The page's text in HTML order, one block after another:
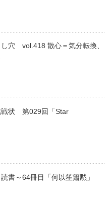
穴 vol.418 散心＝気分転換、
戦状 第029回「Star
書～64冊目「何以笙簫黙」